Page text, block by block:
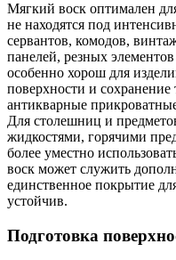
Мягкий воск оптимален
не находятся под
сервантов, комодов,
панелей, резных
особенно хорош для
поверхности и
антикварные
Для столешниц и
жидкостями, горячими
более уместно
воск может служить
единственное покрытие
устойчив.
Подготовка